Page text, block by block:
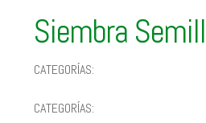
Siembra
CATEGORÍAS:
CATEGORÍAS: